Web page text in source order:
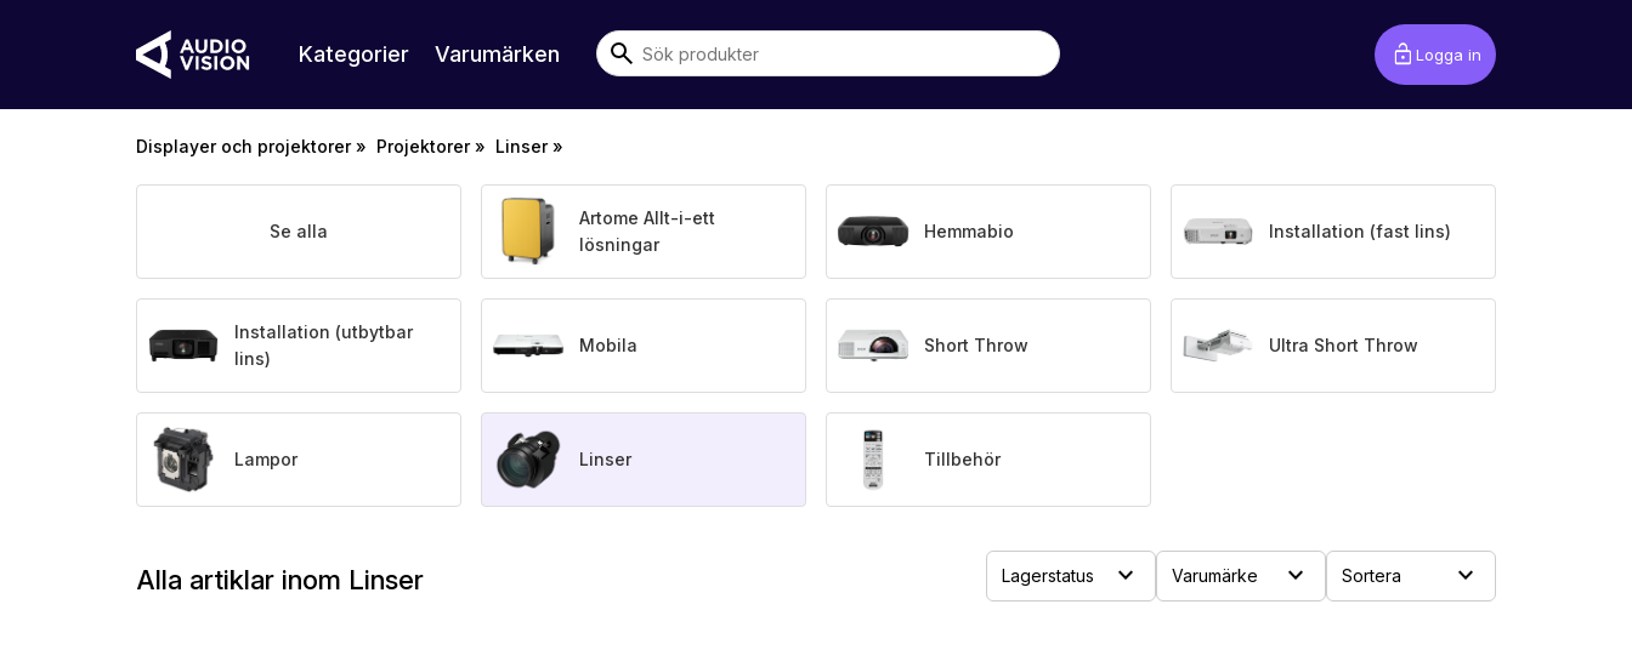
Kategorier Varumärken lock_open Logga in
Displayer och projektorer» Projektorer» Linser»
Se alla
Artome Allt-i-ett
lösningar
Hemmabio Installation (fast lins)
Installation (utbytbar
lins)
Mobila Short Throw Ultra Short Throw
Lampor Linser Tillbehör
Alla artiklar inom Linser Sortera expand_more
Varumärke expand_more
Lagerstatus expand_more